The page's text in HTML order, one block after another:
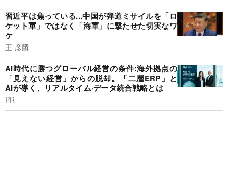
習近平は焦っている...中国が弾道ミサイルを「ロ
ケット軍」ではなく「海軍」に撃たせた切実なワ
ケ
王 彦麟
AI時代に勝つグローバル経営の条件:海外拠点の
「見えない経営」からの脱却。「二層ERP」と
AIが導く、リアルタイム·データ統合戦略とは
PR